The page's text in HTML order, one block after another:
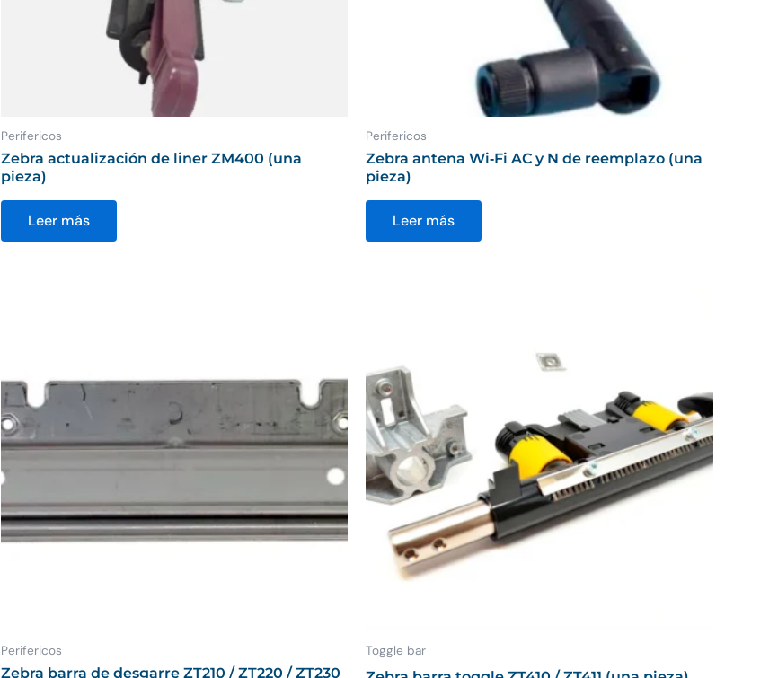
Perifericos
Zebra actualización de liner ZM400 (una
pieza)
Leer más
Perifericos
Zebra antena Wi‑Fi AC y N de reemplazo (una
pieza)
Leer más
Perifericos
Zebra barra de desgarre ZT210 / ZT220 / ZT230
Toggle bar